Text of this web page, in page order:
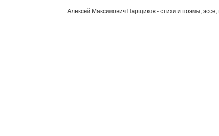
Алексей Максимович Парщиков - стихи и поэмы,